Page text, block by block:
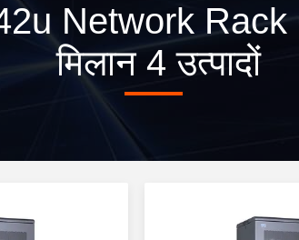
Network Rack
मिलान 4 उत्पादों